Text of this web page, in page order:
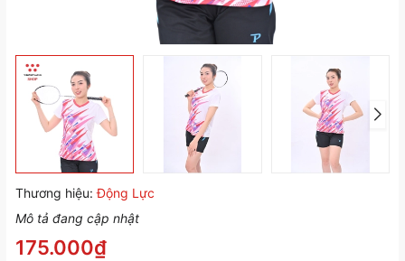
Thương hiệu: Động Lực
Mô tả đang cập nhật
175.000₫